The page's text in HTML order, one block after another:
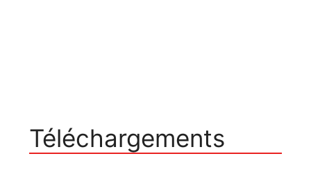
Téléchargements